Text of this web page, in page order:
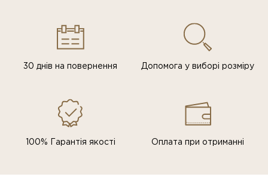
30 днів на повернення Допомога у виборі розміру
100% Гарантія якості Оплата при отриманні